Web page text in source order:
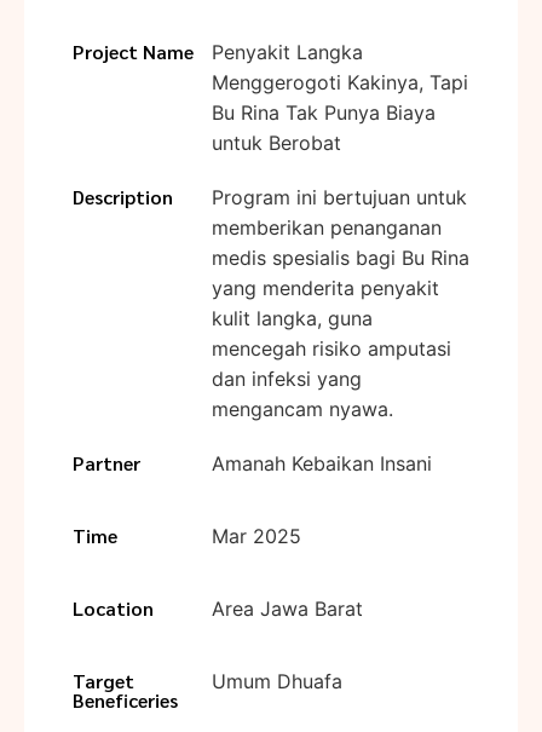
Project Name
Penyakit Langka
Menggerogoti Kakinya, Tapi
Bu Rina Tak Punya Biaya
untuk Berobat
Description
Program ini bertujuan untuk
memberikan penanganan
medis spesialis bagi Bu Rina
yang menderita penyakit
kulit langka, guna
mencegah risiko amputasi
dan infeksi yang
mengancam nyawa.
Partner Amanah Kebaikan Insani
Time Mar 2025
Location Area Jawa Barat
Target
Beneficeries
Umum Dhuafa